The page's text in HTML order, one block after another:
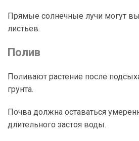
Прямые солнечные лучи могут
листьев.
Полив
Поливают растение после
грунта.
Почва должна оставаться
длительного застоя воды.